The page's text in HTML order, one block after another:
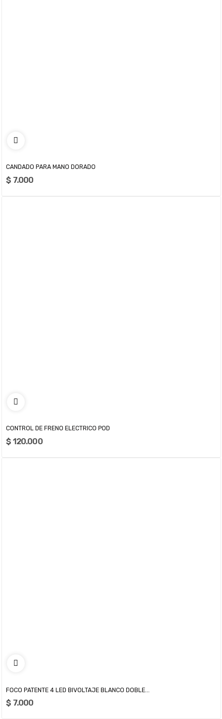
CANDADO PARA MANO DORADO
$ 7.000
CONTROL DE FRENO ELECTRICO POD
$ 120.000
FOCO PATENTE 4 LED BIVOLTAJE BLANCO DOBLE...
$ 7.000